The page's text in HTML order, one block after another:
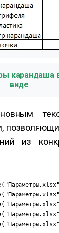
карандаша
виде
из